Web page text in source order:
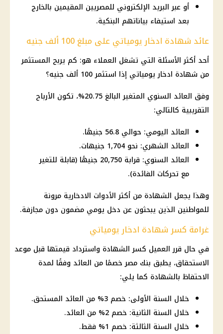
أو عبر البريد الإلكتروني للمصريين المقيمين بالخارج
بعد استيفاء بياناتهم البنكية.
عائد شهادة ادخار يومياتي على مبلغ 100 ألف جنيه
أحد أكثر الأسئلة التي تشغل العملاء هو: كم يربح المستثمر
من شهادة ادخار يومياتي إذا استثمر 100 ألف جنيه؟
وفق العائد السنوي المتغير البالغ 20.75%، تكون الأرباح
التقريبية كالتالي:
العائد اليومي: حوالي 56.8 جنيهًا.
العائد الشهري: نحو 1,704 جنيهات.
العائد السنوي: قرابة 20,750 جنيهًا (قابلة للتغير
مع تحركات الفائدة).
وهذا يجعل الشهادة من أكثر الأدوات الادخارية مرونة
للمواطنين الذين يبحثون عن دخل يومي مضمون دون مجازفة.
غرامة كسر شهادة ادخار يومياتي
في حال قرر العميل كسر الشهادة واسترداد قيمتها قبل موعد
الاستحقاق، يطبق بنك مصر خصمًا من العائد وفقًا لمدة
الاحتفاظ بالشهادة كما يلي:
خلال السنة الأولى: خصم 3% من العائد المستحق.
خلال السنة الثانية: خصم 2% من العائد.
خلال السنة الثالثة: خصم 1% فقط.